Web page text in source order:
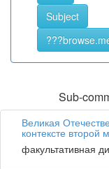
Sub-
Великая
контексте второй
факультативная